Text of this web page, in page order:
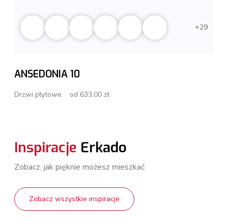
29
ANSEDONIA 10
Drzwi płytowe od 633,00 zł
Inspiracje Erkado
Zobacz, jak pięknie możesz mieszkać
Zobacz wszystkie inspiracje